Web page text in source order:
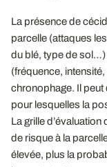
La présence de
parcelle (attaques
du blé, type de sol…)
(fréquence,
chronophage. Il peut
pour lesquelles la
La grille
de risque à la
élevée, plus la